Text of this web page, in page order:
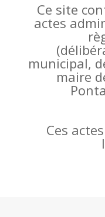
Ce site
actes
(
municipal,
maire
Ces